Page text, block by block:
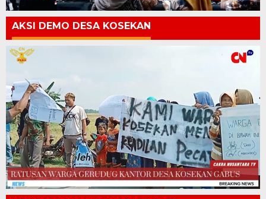
AKSI DEMO DESA KOSEKAN